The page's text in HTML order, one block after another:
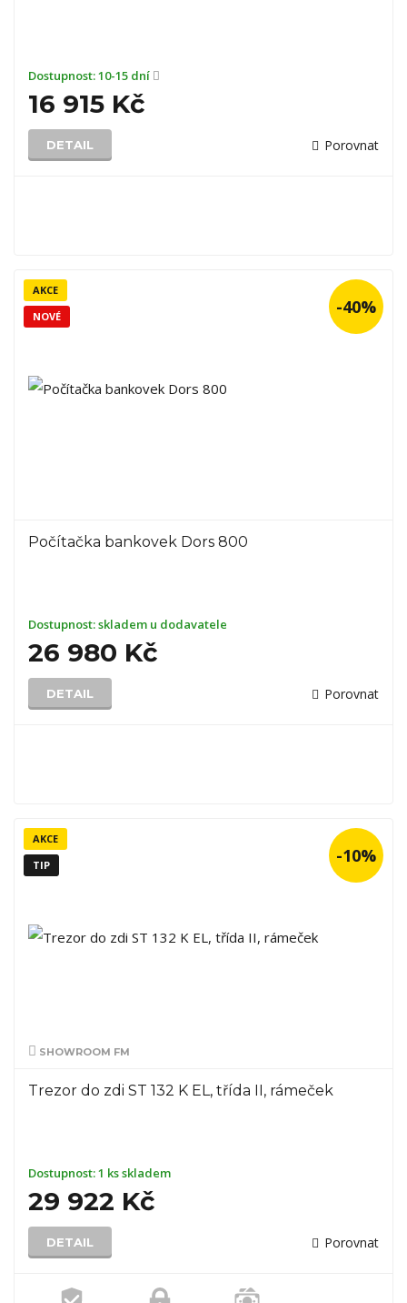
Dostupnost:10-15 dní
16 915 Kč
DETAIL Porovnat
Počítačka bankovek Dors 800
Dostupnost:skladem u dodavatele
26 980 Kč
DETAIL Porovnat
AKCE
NOVÉ
-40%
SHOWROOM FM
Trezor do zdi ST 132 K EL, třída II, rámeček
Dostupnost:1 ks skladem
29 922 Kč
DETAIL Porovnat
AKCE
TIP
-10%